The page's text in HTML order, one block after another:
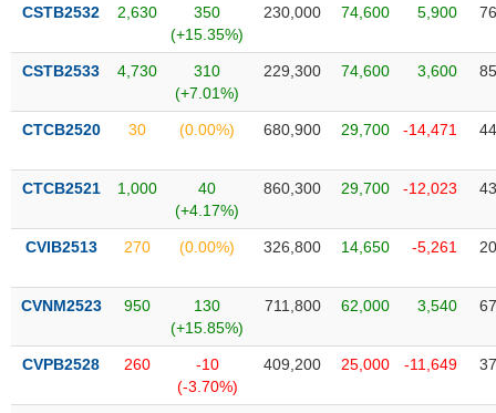
CSTB2532 2,630
350
(+15.35%)
230,000 74,600 5,900
CSTB2533 4,730
310
(+7.01%)
229,300 74,600 3,600
CTCB2520 30 (0.00%) 680,900 29,700 -14,471
CTCB2521 1,000
40
(+4.17%)
860,300 29,700 -12,023
CVIB2513 270 (0.00%) 326,800 14,650 -5,261
CVNM2523 950
130
(+15.85%)
711,800 62,000 3,540
CVPB2528 260
-10
(-3.70%)
409,200 25,000 -11,649
Mã
khoán
(-)
Tất cả Cổ phiếu Chỉ số Chứng chỉ quỹ Chứng
Lãnh
đạo